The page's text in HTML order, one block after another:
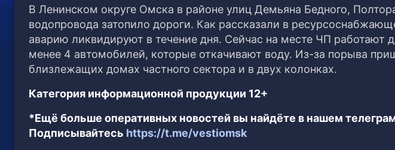
В Ленинском округе Омска в районе улиц Демьяна Бедного,
водопровода затопило дороги. Как рассказали в
аварию ликвидируют в течение дня. Сейчас на месте ЧП работают
менее 4 автомобилей, которые откачивают воду. Из-за порыва
близлежащих домах частного сектора и в двух колонках.
Категория информационной продукции 12+
*Ещё больше оперативных новостей вы найдёте в нашем
Подписывайтесь https://t.me/vestiomsk